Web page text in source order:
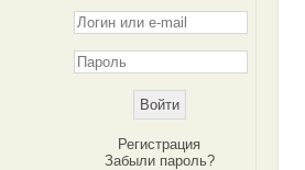
Регистрация
Забыли пароль?